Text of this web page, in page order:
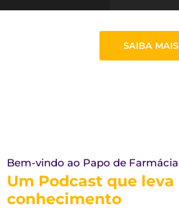
SAIBA MAIS
Bem-vindo ao Papo de Farmácia
Um Podcast que leva
conhecimento